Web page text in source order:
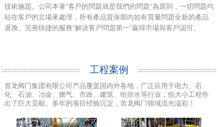
技術施題。公司本著“客戶的問題就是我們的問題”為原則，一切問題均
站在客戶的立場來處理，所有產品質保期內如有質量問題全新的產品
退換。完善快捷的服務“解決客戶問題第一”贏得市場與客戶認可。
工程案例
首龙阀门集团有限公司产品覆盖国内外各地，广泛应用于电力、石
化、石油、冶金、燃气、市政、建筑、给排水等行业，给大小工程作
出了巨大贡献。多年的项目经验沉淀，首龙阀门领域流光溢彩！